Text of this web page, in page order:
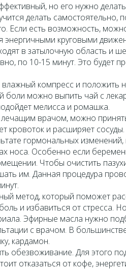
но его нужно
делать самостоятельно,
Если есть возможность,
энергичными круговыми
в затылочную область и
по 10-15 минут. Это будет
компресс и положить
боли можно выпить чай с
мелисса и ромашка.
врачом, можно
кровоток и расширяет сосуды.
гормональных изменений,
носа. Особенно если
Чтобы очистить
им. Данная процедура
метод, который поможет
и избавиться от стресса.
Эфирные масла нужно
с врачом. В
кардамон.
обезвоживание. Для этого
отказаться от кофе,